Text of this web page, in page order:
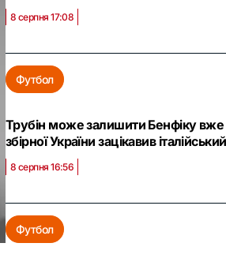
8 серпня 17:08
Футбол
Трубін може залишити Бенфіку
збірної України зацікавив
8 серпня 16:56
Футбол